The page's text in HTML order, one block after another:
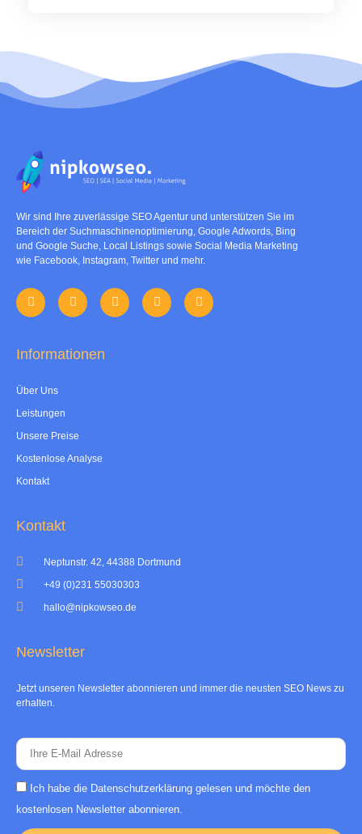
Wir sind Ihre zuverlässige SEO Agentur und unterstützen Sie im
Bereich der Suchmaschinenoptimierung, Google Adwords, Bing
und Google Suche, Local Listings sowie Social Media Marketing
wie Facebook, Instagram, Twitter und mehr.
Informationen
Über Uns
Leistungen
Unsere Preise
Kostenlose Analyse
Kontakt
Kontakt
Neptunstr. 42, 44388 Dortmund
+49 (0)231 55030303
hallo@nipkowseo.de
Newsletter
Jetzt unseren Newsletter abonnieren und immer die neusten SEO News zu
erhalten.
Ich habe die Datenschutzerklärung gelesen und möchte den
kostenlosen Newsletter abonnieren.